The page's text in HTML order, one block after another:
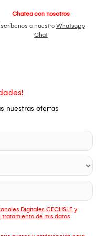
Chatea con nosotros
a nuestro Whatsapp
Chat
nuestras ofertas
Digitales OECHSLE y
de mis datos